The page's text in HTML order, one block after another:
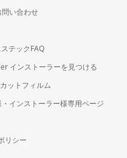
い合わせ
テックFAQ
インストーラーを見つける
ットフィルム
・インストーラー様専用ページ
リシー